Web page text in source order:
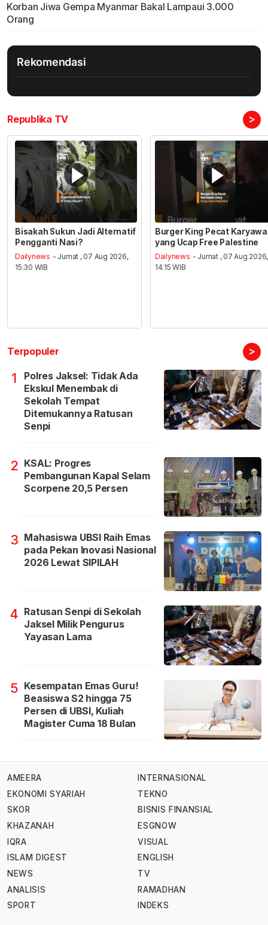
Korban Jiwa Gempa Myanmar Bakal Lampaui 3.000
Orang
Rekomendasi
Republika TV >
Bisakah Sukun Jadi Alternatif
Pengganti Nasi?
Dailynews - Jumat , 07 Aug 2026,
15:30 WIB
Burger King Pecat
yang Ucap Free Palestine
Dailynews - Jumat , 07 Aug 2026,
14:15 WIB
Terpopuler >
1
Polres Jaksel: Tidak Ada
Ekskul Menembak di
Sekolah Tempat
Ditemukannya Ratusan
Senpi
2 KSAL: Progres
Pembangunan Kapal Selam
Scorpene 20,5 Persen
3 Mahasiswa UBSI Raih Emas
pada Pekan Inovasi Nasional
2026 Lewat SIPILAH
4 Ratusan Senpi di Sekolah
Jaksel Milik Pengurus
Yayasan Lama
5 Kesempatan Emas Guru!
Beasiswa S2 hingga 75
Persen di UBSI, Kuliah
Magister Cuma 18 Bulan
AMEERA
EKONOMI SYARIAH
SKOR
KHAZANAH
IQRA
ISLAM DIGEST
NEWS
ANALISIS
SPORT
INTERNASIONAL
TEKNO
BISNIS FINANSIAL
ESGNOW
VISUAL
ENGLISH
TV
RAMADHAN
INDEKS